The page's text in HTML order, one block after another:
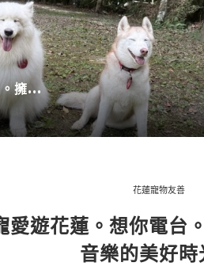
花蓮寵物友善
愛遊花蓮。想你電台
音樂的美好時